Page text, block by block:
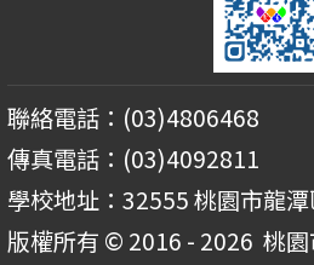
聯絡電話：(03)4806468
傳真電話：(03)4092811
學校地址：32555 桃園市龍
版權所有 © 2016 - 2026 桃